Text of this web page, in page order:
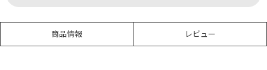
商品情報 レビュー